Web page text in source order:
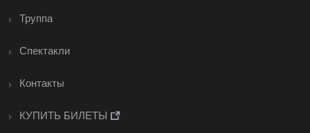
Труппа
Спектакли
Контакты
КУПИТЬ БИЛЕТЫ